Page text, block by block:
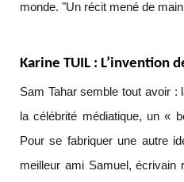
monde. "Un récit mené de
Karine TUIL : L’invention
Sam Tahar semble tout avoir :
la célébrité médiatique, un «
Pour se fabriquer une autre
meilleur ami Samuel, écrivain